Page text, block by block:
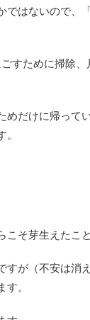
はないので、
すために掃除
だけに帰って
そ芽生えたこ
が（不安は消
。